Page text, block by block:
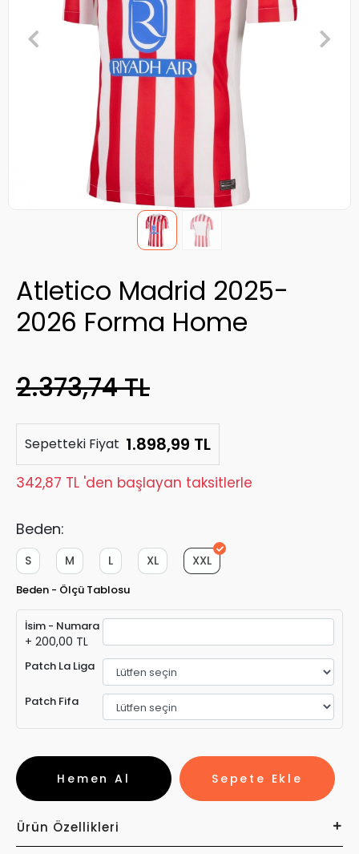
Atletico Madrid 2025-
2026 Forma Home
2.373,74 TL
Sepetteki Fiyat 1.898,99 TL
342,87 TL 'den başlayan taksitlerle
Beden:
XXL
XL
L
M
S
Beden - Ölçü Tablosu
İsim - Numara
+ 200,00 TL
Patch La Liga
Patch Fifa
Sepete Ekle
Hemen Al
Ürün Özellikleri